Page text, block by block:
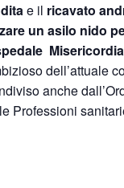
e il ricavato
un asilo nido
Misericordia
dell’attuale
anche
Professioni